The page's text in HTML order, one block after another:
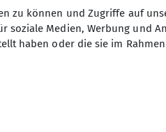
zu können und Zugriffe auf
Medien, Werbung und
haben oder die sie im